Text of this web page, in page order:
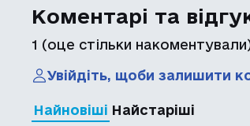
Коментарі та
1 (оце стільки
Увійдіть, щоби залишити
Найновіші Найстаріші